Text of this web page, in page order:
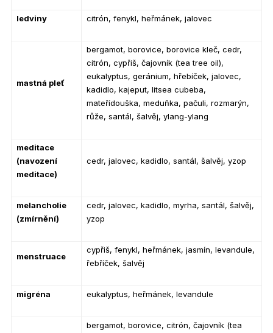
ledviny citrón, fenykl, heřmánek, jalovec
mastná pleť
bergamot, borovice, borovice kleč, cedr,
citrón, cypřiš, čajovník (tea tree oil),
eukalyptus, geránium, hřebíček, jalovec,
kadidlo, kajeput, litsea cubeba,
mateřídouška, meduňka, pačuli, rozmarýn,
růže, santál, šalvěj, ylang-ylang
meditace
(navození
meditace)
cedr, jalovec, kadidlo, santál, šalvěj, yzop
melancholie
(zmírnění)
cedr, jalovec, kadidlo, myrha, santál, šalvěj,
yzop
menstruace
cypřiš, fenykl, heřmánek, jasmín, levandule,
řebříček, šalvěj
migréna eukalyptus, heřmánek, levandule
bergamot, borovice, citrón, čajovník (tea